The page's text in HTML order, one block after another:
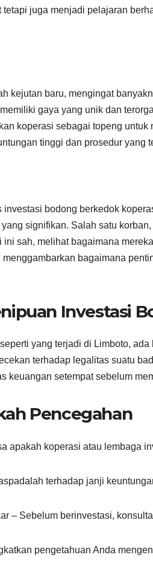
juga menjadi pelajaran
kejutan baru, mengingat
gaya yang unik dan
koperasi sebagai topeng
tinggi dan prosedur yang
bodong berkedok
signifikan. Salah satu
ini sah, melihat bagaimana
menggambarkan bagaimana
Investasi
yang terjadi di Limboto,
terhadap legalitas suatu
keuangan setempat sebelum
Pencegahan
apakah koperasi atau lembaga
terhadap janji
– Sebelum berinvestasi,
pengetahuan Anda